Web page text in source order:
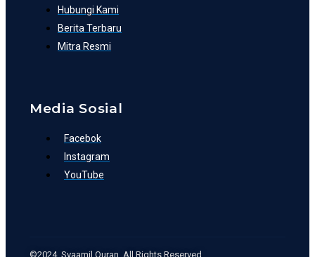
Hubungi Kami
Berita Terbaru
Mitra Resmi
Media Sosial
Facebok
Instagram
YouTube
©2024. Syaamil Quran. All Rights Reserved.